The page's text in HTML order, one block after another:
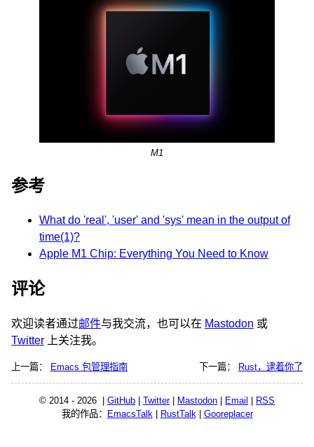
M1
参考
What do 'real', 'user' and 'sys' mean in the output of
time(1)?
Apple M1 Chip: Everything You Need to Know
评论
欢迎读者通过邮件与我交流，也可以在 Mastodon 或
Twitter 上关注我。
上一篇： Emacs 包管理指南 下一篇： Rust，逮着你了
© 2014 - 2026 | GitHub | Twitter| Mastodon | Email | RSS
我的作品： EmacsTalk | RustTalk | Gooreplacer